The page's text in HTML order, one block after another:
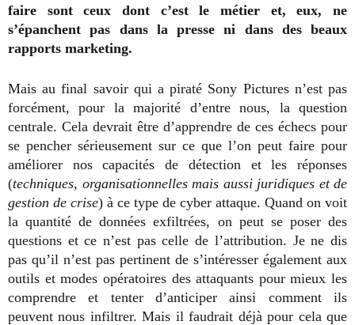
faire sont ceux dont c’est le métier et, eux, ne
s’épanchent pas dans la presse ni dans des beaux
rapports marketing.
Mais au final savoir qui a piraté Sony Pictures n’est pas
forcément, pour la majorité d’entre nous, la question
centrale. Cela devrait être d’apprendre de ces échecs pour
se pencher sérieusement sur ce que l’on peut faire pour
améliorer nos capacités de détection et les réponses
(techniques, organisationnelles mais aussi juridiques et de
gestion de crise) à ce type de cyber attaque. Quand on voit
la quantité de données exfiltrées, on peut se poser des
questions et ce n’est pas celle de l’attribution. Je ne dis
pas qu’il n’est pas pertinent de s’intéresser également aux
outils et modes opératoires des attaquants pour mieux les
comprendre et tenter d’anticiper ainsi comment ils
peuvent nous infiltrer. Mais il faudrait déjà pour cela que